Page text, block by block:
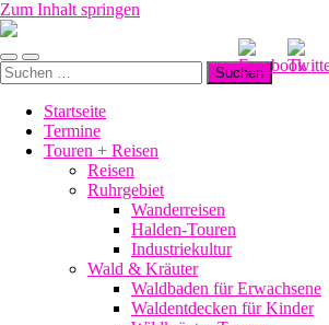
Zum Inhalt springen
Manu-
go
Mobile-
Menü
Suchfeld
ein-/ausblenden
Suchen
nach:
Startseite
Termine
Touren + Reisen
Reisen
Ruhrgebiet
Wanderreisen
Halden-Touren
Industriekultur
Wald & Kräuter
Waldbaden für Erwachsene
Waldentdecken für Kinder